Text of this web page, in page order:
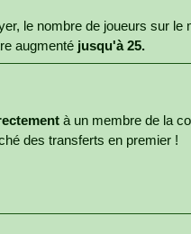
le nombre de joueurs sur le
augmenté jusqu'à 25.
à un membre de la
des transferts en premier !